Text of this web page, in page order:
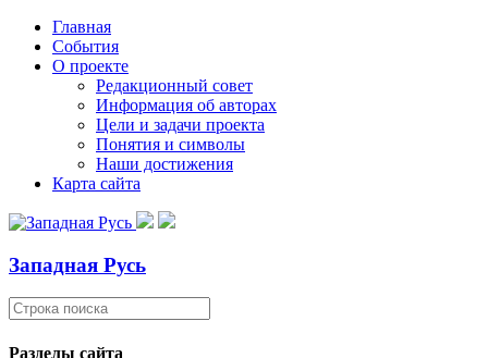
Главная
События
О проекте
Редакционный совет
Информация об авторах
Цели и задачи проекта
Понятия и символы
Наши достижения
Карта сайта
Западная Русь
Разделы сайта